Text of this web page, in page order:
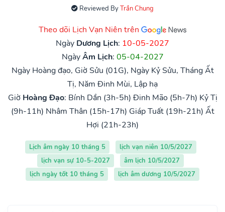
Reviewed ByTrần Chung
Theo dõi Lịch Vạn Niên trên
Ngày Dương Lịch: 10-05-2027
NgàyÂm Lịch: 05-04-2027
Ngày Hoàng đạo, Giờ Sửu (01G), Ngày Kỷ Sửu, Tháng Ất
Tị, Năm Đinh Mùi, Lập hạ
Giờ Hoàng Đạo: Bính Dần (3h-5h) Đinh Mão (5h-7h) Kỷ Tị
(9h-11h) Nhâm Thân (15h-17h) Giáp Tuất (19h-21h) Ất
Hợi (21h-23h)
Lịch âm ngày 10 tháng 5
lịch vạn niên 10/5/2027
lịch vạn sự 10-5-2027
âm lịch 10/5/2027
lịch ngày tốt 10 tháng 5
lịch âm dương 10/5/2027